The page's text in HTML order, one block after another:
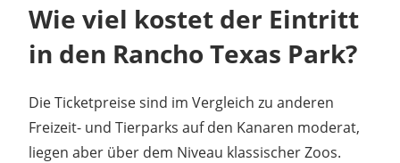
Wie viel kostet der Eintritt
in den Rancho Texas Park?
Die Ticketpreise sind im Vergleich zu anderen
Freizeit- und Tierparks auf den Kanaren moderat,
liegen aber über dem Niveau klassischer Zoos.